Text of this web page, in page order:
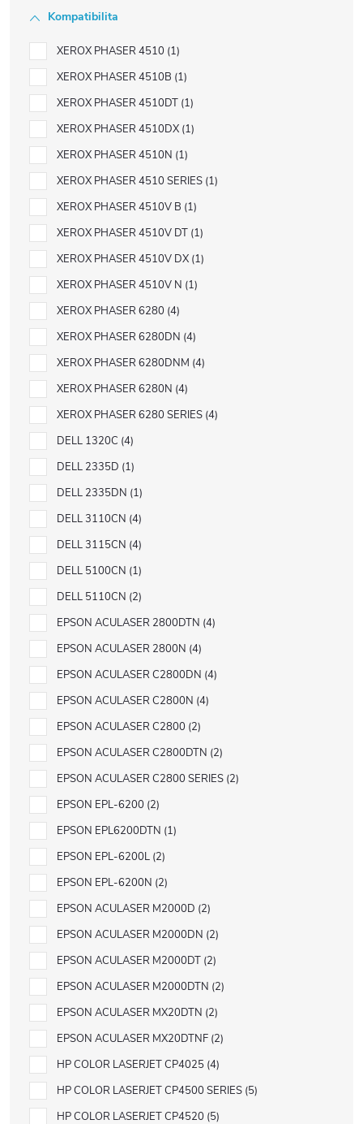
Kompatibilita
XEROX PHASER 4510 1
XEROX PHASER 4510B 1
XEROX PHASER 4510DT 1
XEROX PHASER 4510DX 1
XEROX PHASER 4510N 1
XEROX PHASER 4510 SERIES 1
XEROX PHASER 4510V B 1
XEROX PHASER 4510V DT 1
XEROX PHASER 4510V DX 1
XEROX PHASER 4510V N 1
XEROX PHASER 6280 4
XEROX PHASER 6280DN 4
XEROX PHASER 6280DNM 4
XEROX PHASER 6280N 4
XEROX PHASER 6280 SERIES 4
DELL 1320C 4
DELL 2335D 1
DELL 2335DN 1
DELL 3110CN 4
DELL 3115CN 4
DELL 5100CN 1
DELL 5110CN 2
EPSON ACULASER 2800DTN 4
EPSON ACULASER 2800N 4
EPSON ACULASER C2800DN 4
EPSON ACULASER C2800N 4
EPSON ACULASER C2800 2
EPSON ACULASER C2800DTN 2
EPSON ACULASER C2800 SERIES 2
EPSON EPL-6200 2
EPSON EPL6200DTN 1
EPSON EPL-6200L 2
EPSON EPL-6200N 2
EPSON ACULASER M2000D 2
EPSON ACULASER M2000DN 2
EPSON ACULASER M2000DT 2
EPSON ACULASER M2000DTN 2
EPSON ACULASER MX20DTN 2
EPSON ACULASER MX20DTNF 2
HP COLOR LASERJET CP4025 4
HP COLOR LASERJET CP4500 SERIES 5
HP COLOR LASERJET CP4520 5